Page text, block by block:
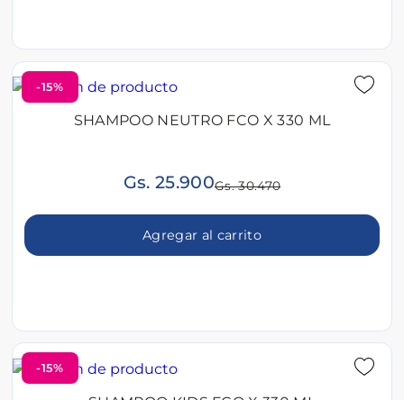
-15%
SHAMPOO NEUTRO FCO X 330 ML
Gs. 25.900Gs. 30.470
Agregar al carrito
-15%